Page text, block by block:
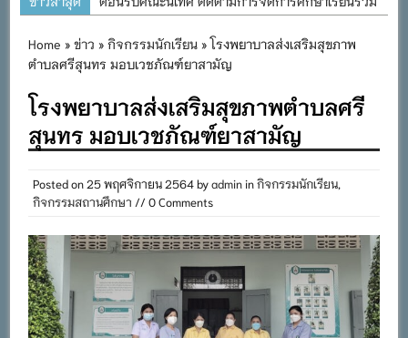
การอบรมการจัดทำแผนพัฒนาการจัดการศึกษาและ
สำนักงานเขตพื้นที่การศึกษาประถมศึกษาภูเก็ต
พิธีถวายเครื่องราชสักการะ วางพานพุ่ม และจุด
พระชนมพรรษา พระบาทสมเด็จพระเจ้าอยู่หัว ๒๘
กรกฎาคม ๒๕๖๙
กิจกรรมถวายเทียนพรรษา สืบสานพระพุทธศาสนา
เนื่องในวันอาสาฬหบูชาและวันเข้าพรรษา
กิจกรรม SAFETY FOR KIDS เสริมสร้างวินัยและ
ความปลอดภัยในการใช้รถใช้ถนน
Home »ข่าว »กิจกรรมนักเรียน » โรงพยาบาลส่งเสริมสุขภาพ
ตำบลศรีสุนทร มอบเวชภัณฑ์ยาสามัญ
โรงพยาบาลส่งเสริมสุขภาพตำบลศรี
สุนทร มอบเวชภัณฑ์ยาสามัญ
Posted on25 พฤศจิกายน 2564byadmininกิจกรรมนักเรียน,
กิจกรรมสถานศึกษา // 0 Comments